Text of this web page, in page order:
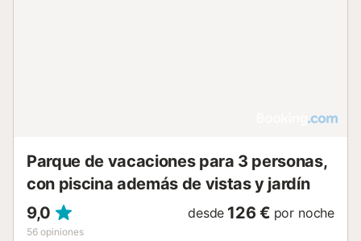
Parque de vacaciones para 3 personas,
con piscina además de vistas y jardín
9,0
56 opiniones
desde 126 € por noche